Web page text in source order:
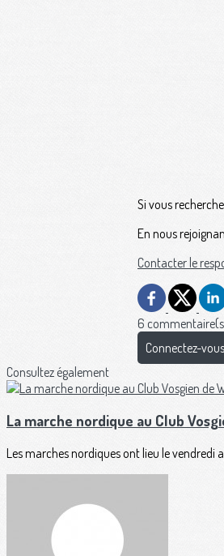
Si vous
En nous
Contacter le
6
Connectez-
Consultez également
La marche nordique au Club
Les marches nordiques ont lieu le vendredi